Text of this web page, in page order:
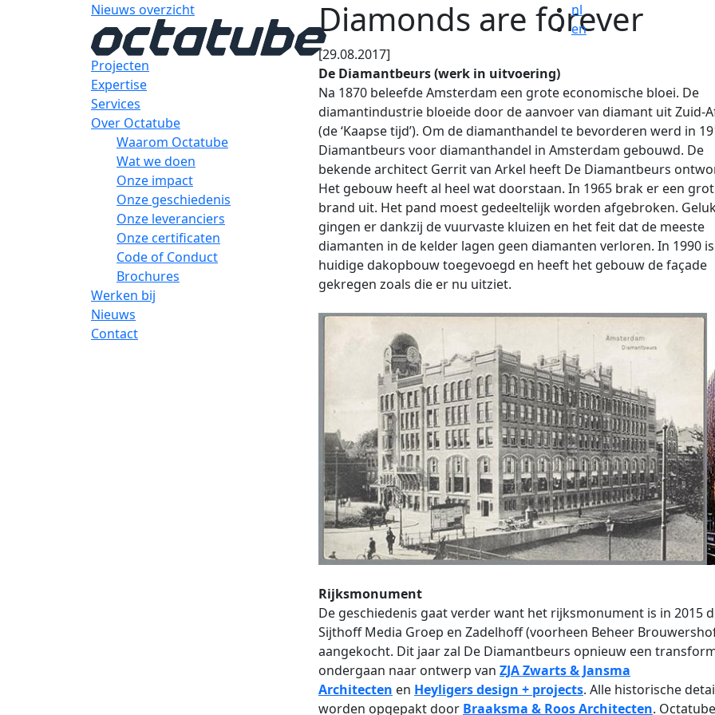
nl
en
Projecten
Expertise
Services
Over Octatube
Waarom Octatube
Wat we doen
Onze impact
Onze geschiedenis
Onze leveranciers
Onze certificaten
Code of Conduct
Brochures
Werken bij
Nieuws
Contact
Nieuws overzicht Diamonds are forever
[29.08.2017]
De Diamantbeurs (werk in uitvoering)
Na 1870 beleefde Amsterdam een grote economische bloei. De
diamantindustrie bloeide door de aanvoer van diamant uit Zuid-
(de ‘Kaapse tijd’). Om de diamanthandel te bevorderen werd in
Diamantbeurs voor diamanthandel in Amsterdam gebouwd. De
bekende architect Gerrit van Arkel heeft De Diamantbeurs
Het gebouw heeft al heel wat doorstaan. In 1965 brak er een
brand uit. Het pand moest gedeeltelijk worden afgebroken.
gingen er dankzij de vuurvaste kluizen en het feit dat de meeste
diamanten in de kelder lagen geen diamanten verloren. In 1990
huidige dakopbouw toegevoegd en heeft het gebouw de façade
gekregen zoals die er nu uitziet.
Rijksmonument
De geschiedenis gaat verder want het rijksmonument is in 2015
Sijthoff Media Groep en Zadelhoff (voorheen Beheer
aangekocht. Dit jaar zal De Diamantbeurs opnieuw een
ondergaan naar ontwerp van ZJA Zwarts & Jansma
Architecten en Heyligers design + projects. Alle historische
worden opgepakt door Braaksma & Roos Architecten.